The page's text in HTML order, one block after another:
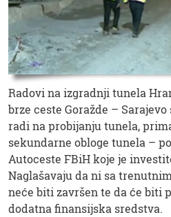
Radovi na izgradnji tunela
brze ceste Goražde –
radi na probijanju tunela,
sekundarne obloge tunela –
Autoceste FBiH koje je
Naglašavaju da ni sa
neće biti završen te da će biti
dodatna finansijska sredstva.